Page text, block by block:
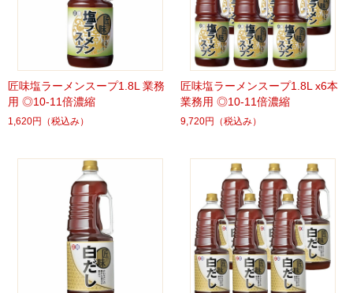
匠味塩ラーメンスープ1.8L 業務
用 ◎10-11倍濃縮
1,620円 （税込み）
匠味塩ラーメンスープ1.8L x6本
業務用 ◎10-11倍濃縮
9,720円 （税込み）